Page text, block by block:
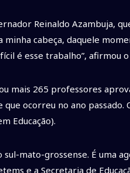
Reinaldo Azambuja,
cabeça, daquele
é esse trabalho”, afirmou
mais 265 professores
ocorreu no ano
Educação).
mato-grossense. É uma
e a Secretaria de